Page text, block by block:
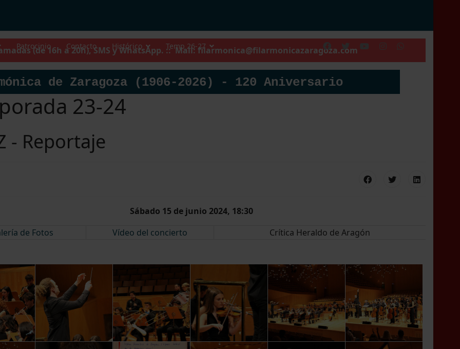
Patrocinio Contacto Histórico Temp 26-27
(de 16h a 20h), SMS y WhatsApp. :: Mail:filarmonica@filarmonicazaragoza.com
de Zaragoza (1906-2026) - 120 Aniversario
23-24
- Reportaje
Sábado 15 de junio 2024, 18:30
de Fotos
Vídeo del concierto Crítica Heraldo de Aragón